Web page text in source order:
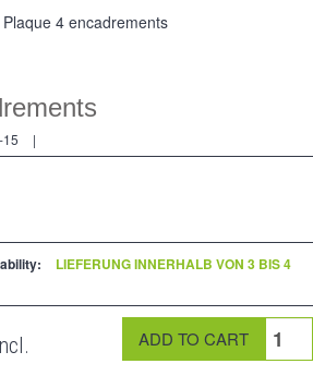
Plaque 4 encadrements
|
LIEFERUNG INNERHALB VON 3 BIS 4